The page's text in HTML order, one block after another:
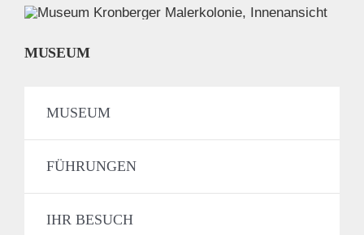
MUSEUM
MUSEUM
FÜHRUNGEN
IHR BESUCH